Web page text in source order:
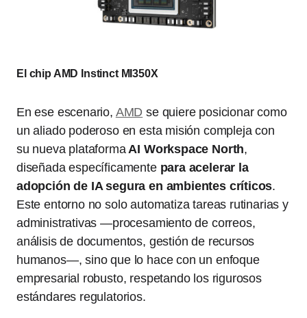
El chip AMD Instinct MI350X
En ese escenario, AMD se quiere posicionar como
un aliado poderoso en esta misión compleja con
su nueva plataforma AI Workspace North,
diseñada específicamente para acelerar la
adopción de IA segura en ambientes críticos.
Este entorno no solo automatiza tareas rutinarias y
administrativas —procesamiento de correos,
análisis de documentos, gestión de recursos
humanos—, sino que lo hace con un enfoque
empresarial robusto, respetando los rigurosos
estándares regulatorios.